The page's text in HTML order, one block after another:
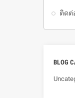
ติดต่
BLOG